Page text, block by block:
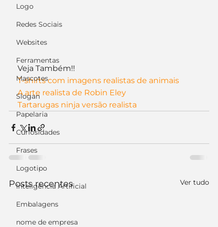
Logo
Redes Sociais
Websites
Ferramentas
Mascotes
Slogan
Papelaria
Curiosidades
Frases
Logotipo
Inteligência Artificial
Embalagens
nome de empresa
Veja Também!!
T-shirts com imagens realistas de animais
A arte realista de Robin Eley
Tartarugas ninja versão realista
Posts recentes Ver tudo